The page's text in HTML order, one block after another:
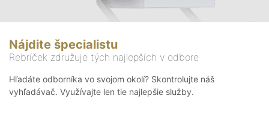
Nájdite špecialistu
Rebríček združuje tých najlepších v odbore
Hľadáte odborníka vo svojom okolí? Skontrolujte náš
vyhľadávač. Využívajte len tie najlepšie služby.